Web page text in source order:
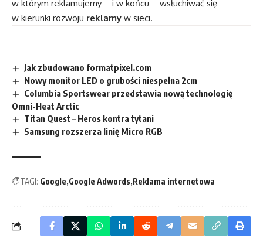
w którym reklamujemy – i w końcu – wsłuchiwać się
w kierunki rozwoju reklamy w sieci.
Jak zbudowano formatpixel.com
Nowy monitor LED o grubości niespełna 2cm
Columbia Sportswear przedstawia nową technologię
Omni-Heat Arctic
Titan Quest – Heros kontra tytani
Samsung rozszerza linię Micro RGB
TAGI: Google Google Adwords Reklama internetowa